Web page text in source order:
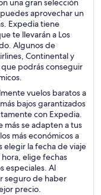
una gran selección
aprovechar un
Expedia tiene
te llevarán a Los
Algunos de
Continental y
podrás conseguir
vuelos baratos a
bajos garantizados
con Expedia.
más se adapten a tus
más económicos a
elegir la fecha de viaje
elige fechas
especiales. Al
seguro de haber
precio.